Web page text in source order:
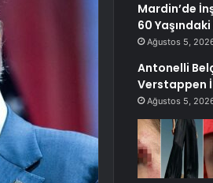
Mardin’de
60
Ağustos 5,
Antonelli
Verstappen
Ağustos 5,